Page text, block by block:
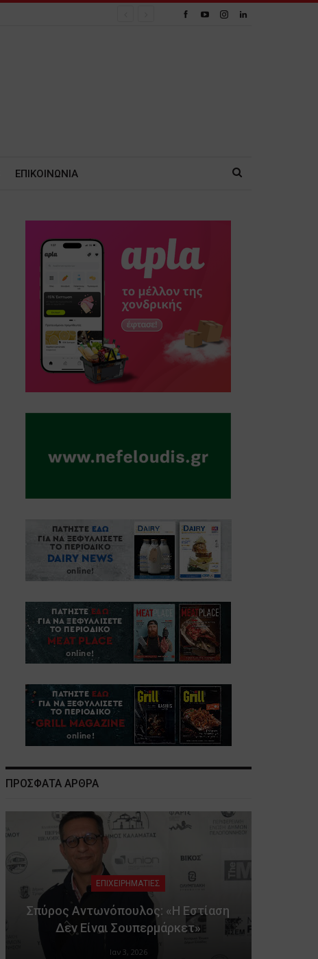
ΕΠΙΚΟΙΝΩΝΙΑ
ΠΡΟΣΦΑΤΑ ΑΡΘΡΑ
ΕΠΙΧΕΙΡΗΜΑΤΙΕΣ
Σπύρος Αντωνόπουλος: «Η Εστίαση
Δεν Είναι Σουπερμάρκετ»
Ιαν 3, 2026